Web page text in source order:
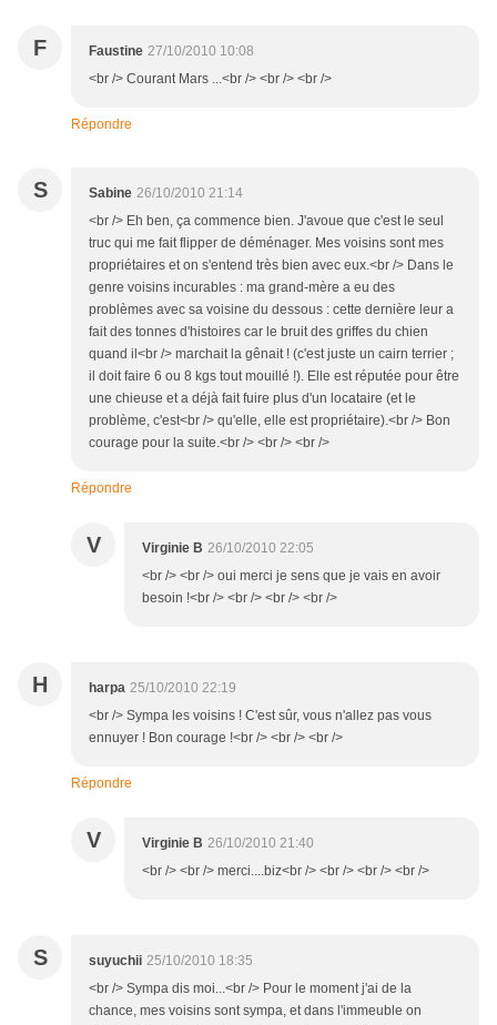
F Faustine 27/10/2010 10:08
<br /> Courant Mars ...<br /> <br /> <br />
Répondre
S Sabine 26/10/2010 21:14
<br /> Eh ben, ça commence bien. J'avoue que c'est le seul
truc qui me fait flipper de déménager. Mes voisins sont mes
propriétaires et on s'entend très bien avec eux.<br /> Dans le
genre voisins incurables : ma grand-mère a eu des
problèmes avec sa voisine du dessous : cette dernière leur a
fait des tonnes d'histoires car le bruit des griffes du chien
quand il<br /> marchait la gênait ! (c'est juste un cairn terrier ;
il doit faire 6 ou 8 kgs tout mouillé !). Elle est réputée pour être
une chieuse et a déjà fait fuire plus d'un locataire (et le
problème, c'est<br /> qu'elle, elle est propriétaire).<br /> Bon
courage pour la suite.<br /> <br /> <br />
Répondre
V Virginie B 26/10/2010 22:05
<br /> <br /> oui merci je sens que je vais en avoir
besoin !<br /> <br /> <br /> <br />
H harpa 25/10/2010 22:19
<br /> Sympa les voisins ! C'est sûr, vous n'allez pas vous
ennuyer ! Bon courage !<br /> <br /> <br />
Répondre
V Virginie B 26/10/2010 21:40
<br /> <br /> merci....biz<br /> <br /> <br /> <br />
S suyuchii 25/10/2010 18:35
<br /> Sympa dis moi...<br /> Pour le moment j'ai de la
chance, mes voisins sont sympa, et dans l'immeuble on